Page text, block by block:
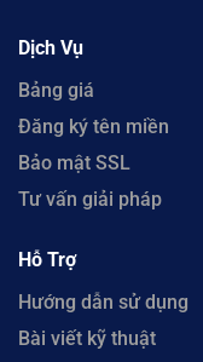
Dịch Vụ
Bảng giá
Đăng ký tên miền
Bảo mật SSL
Tư vấn giải pháp
Hỗ Trợ
Hướng dẫn sử dụng
Bài viết kỹ thuật